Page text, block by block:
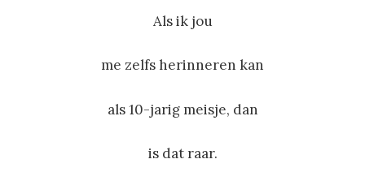
Als ik jou
me zelfs herinneren kan
als 10-jarig meisje, dan
is dat raar.